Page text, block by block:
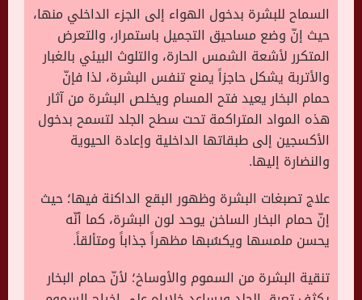
السماح للبشرة بدخول الهواء إلى الجزء الداخلي منها،
حيث إنّ وضع مساحيق التجميل باستمرار، والتعرض
المتكرر لأشعة الشمس الحارة، والتلوث البيئي بالغبار
والأتربة يشكل حاجزاً يمنع تنفس البشرة، لذا فإنّ
حمام البخار يعيد فتح المسام ويخلص البشرة من آثار
هذه المواد المتراكمة تحت سطح الجلد لتسمح بدخول
الأكسجين إلى طبقاتها الداخلية وإعادة الحيوية
والنضارة إليها.
علاج تصبغات البشرة وظهور البقع الداكنة فيها؛ حيث
إنّ حمام البخار الساخن يوحد لون البشرة، كما أنّه
يحسن ملمسها ويكسُبها مظهراً جذاباً ومتألقاً.
تنقية البشرة من السموم والأوساخ؛ لأنّ حمام البخار